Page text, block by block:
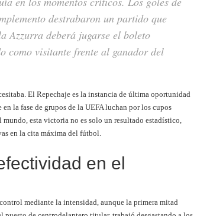
destrabaron un partido que
Azzurra deberá jugarse el boleto
como visitante frente al ganador del
El Repechaje es la instancia de última oportunidad
la fase de grupos de la UEFA luchan por los cupos
esta victoria no es solo un resultado estadístico,
en la cita máxima del fútbol.
en el
mediante la intensidad, aunque la primera mitad